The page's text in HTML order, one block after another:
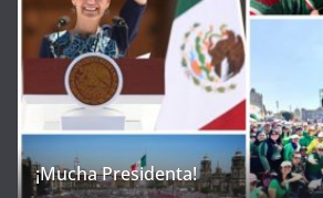
¡Mucha Presidenta!